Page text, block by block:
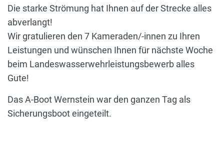
Die starke Strömung hat Ihnen auf der Strecke alles
abverlangt!
Wir gratulieren den 7 Kameraden/-innen zu Ihren
Leistungen und wünschen Ihnen für nächste Woche
beim Landeswasserwehrleistungsbewerb alles
Gute!
Das A-Boot Wernstein war den ganzen Tag als
Sicherungsboot eingeteilt.